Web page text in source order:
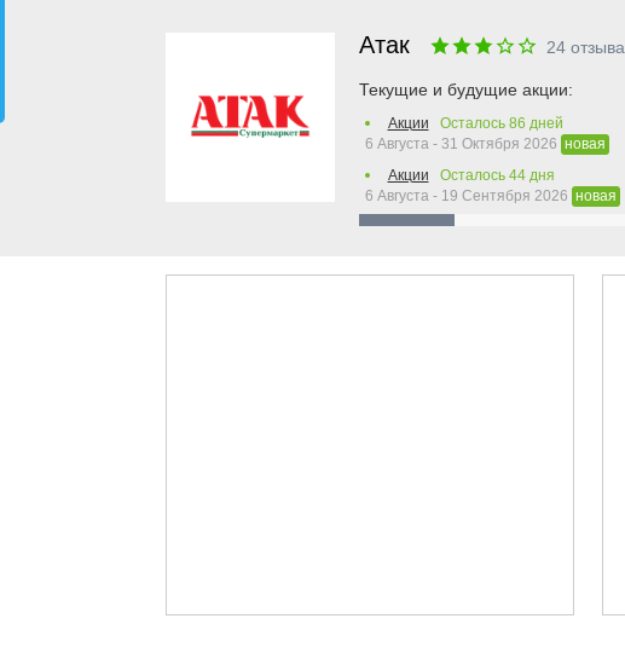
Атак 24отзыва
Текущие и будущие акции:
Акции Осталось 86 дней
6 Августа - 31 Октября 2026 новая
Акции
Осталось 44дня
6 Августа - 19 Сентября 2026 новая